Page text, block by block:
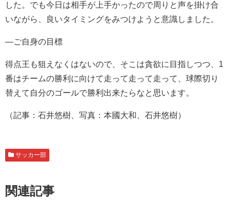
した。でも今日は相手が上手かったので周りと声を掛け合
いながら、良いタイミングをみつけようと意識しました。
―ご自身の目標
得点王も狙えなくはないので、そこは貪欲に目指しつつ、1
番はチームの勝利に向けて走って走って走って、球際切り
替えて自分のゴールで勝利出来たらなと思います。
（記事：石井悠樹、写真：本國大和、石井悠樹）
サッカー部
関連記事